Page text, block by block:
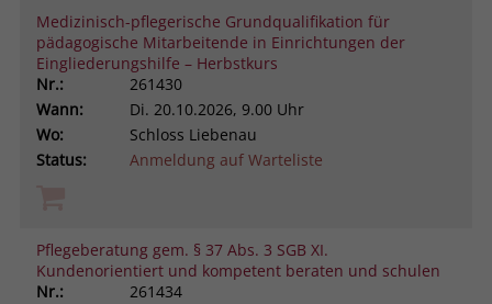
Medizinisch-pflegerische Grundqualifikation für
pädagogische Mitarbeitende in Einrichtungen der
Eingliederungshilfe – Herbstkurs
Nr.:
261430
Wann:
Di. 20.10.2026, 9.00 Uhr
Wo:
Schloss Liebenau
Status:
Anmeldung auf Warteliste
Pflegeberatung gem. § 37 Abs. 3 SGB XI.
Kundenorientiert und kompetent beraten und schulen
Nr.:
261434